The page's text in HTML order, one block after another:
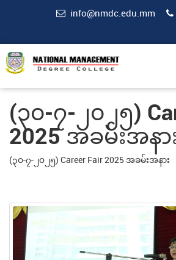
info@nmdc.edu.mm
(၃၀-၇-၂၀၂၅)
2025 အခမ်းအနာ
(၃၀-၇-၂၀၂၅) Career Fair 2025 အခမ်းအနား